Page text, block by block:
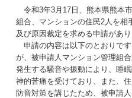
令和3年3月17日、熊本県熊本
組合、マンションの住民2人を相
及び原因裁定を求める申請があり
申請の内容は以下のとおりで
が、被申請人マンション管理組
発生する騒音や振動により、睡
神的苦痛を受けており、また、
防音対策を講じたため、被申請